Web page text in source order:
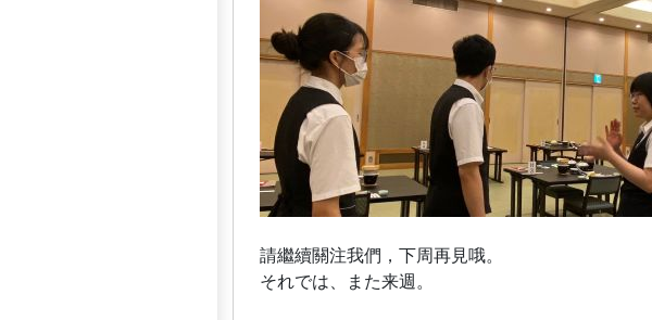
請繼續關注我們，下周再見哦。
それでは、また来週。